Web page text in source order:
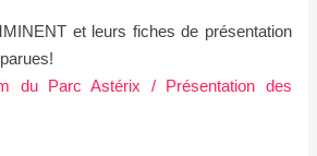
et leurs fiches de présentation
du Parc Astérix / Présentation des